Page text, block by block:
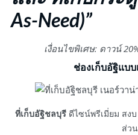
As-Need)”
เงื่อนไขพิเศษ: ดาวน์
ช่องเก็บอัฐิแบบ
ที่เก็บอัฐิชลบุรี ดีไซน์พรีเมี่ยม สง
ส่ว